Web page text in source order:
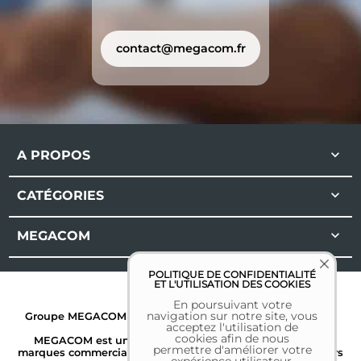
contact@megacom.fr
A PROPOS 
CATÉGORIES 
MEGACOM 
POLITIQUE DE CONFIDENTIALITÉ
ET L'UTILISATION DES COOKIES
En poursuivant votre
navigation sur notre site, vous
acceptez l'utilisation de
cookies afin de nous
permettre d'améliorer votre
Groupe MEGACOM | Tous droits réservés | 2026 |Mentions
légales
MEGACOM est une marque déposée. Toutes les autres
marques commerciales sont la propriété de leurs détenteurs